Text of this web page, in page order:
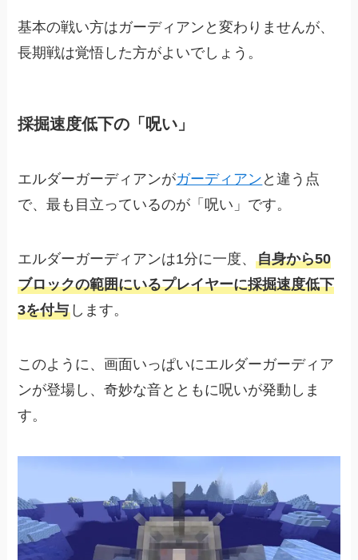
基本の戦い方はガーディアンと変わりませんが、
長期戦は覚悟した方がよいでしょう。
採掘速度低下の「呪い」
エルダーガーディアンがガーディアン と違う点
で、最も目立っているのが「呪い」です。
エルダーガーディアンは1分に一度、自身から50
ブロックの範囲にいるプレイヤーに採掘速度低下
3を付与 します。
このように、画面いっぱいにエルダーガーディア
ンが登場し、奇妙な音とともに呪いが発動しま
す。